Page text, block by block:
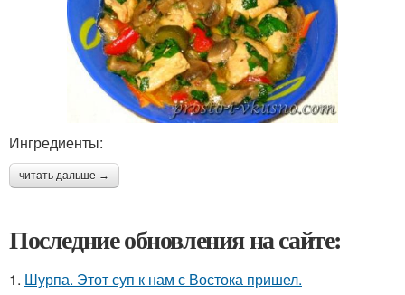
Ингредиенты:
читать дальше →
Последние обновления на сайте:
1. Шурпа. Этот суп к нам с Востока пришел.